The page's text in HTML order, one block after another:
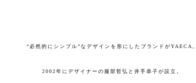
“必然的にシンプル”なデザインを形にしたブランドがYAECA。
2002年にデザイナーの服部哲弘と井手恭子が設立。